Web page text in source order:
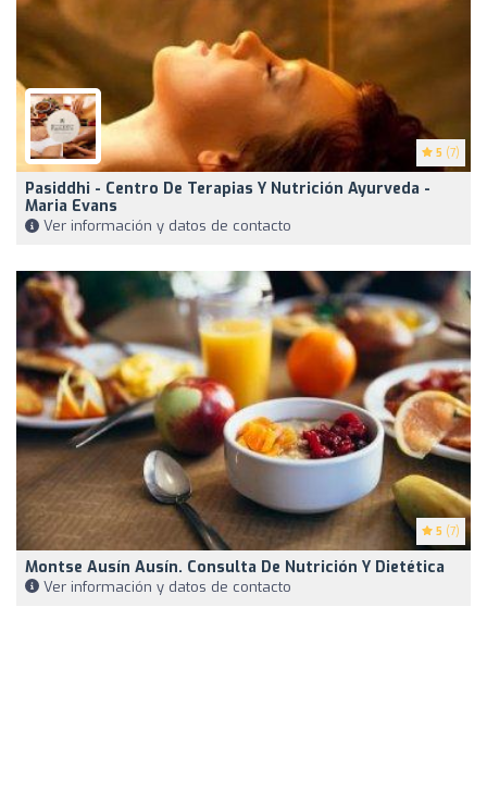
5 (7)
Pasiddhi - Centro De Terapias Y Nutrición Ayurveda -
Maria Evans
Ver información y datos de contacto
5 (7)
Montse Ausín Ausín. Consulta De Nutrición Y Dietética
Ver información y datos de contacto